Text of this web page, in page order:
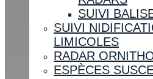
SUIVI
SUIVI
LIMICOLES
RADAR
ESPÈCES